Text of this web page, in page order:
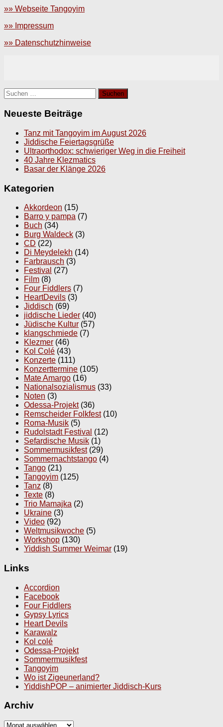
»» Webseite Tangoyim
»» Impressum
»» Datenschutzhinweise
Suchen
nach:
Neueste Beiträge
Tanz mit Tangoyim im August 2026
Jiddische Feiertagsgrüße
Ultraorthodox: schwieriger Weg in die Freiheit
40 Jahre Klezmatics
Basar der Klänge 2026
Kategorien
Akkordeon (15)
Barro y pampa (7)
Buch (34)
Burg Waldeck (3)
CD (22)
Di Meydelekh (14)
Farbrausch (3)
Festival (27)
Film (8)
Four Fiddlers (7)
HeartDevils (3)
Jiddisch (69)
jiddische Lieder (40)
Jüdische Kultur (57)
klangschmiede (7)
Klezmer (46)
Kol Colé (43)
Konzerte (111)
Konzerttermine (105)
Mate Amargo (16)
Nationalsozialismus (33)
Noten (3)
Odessa-Projekt(36)
Remscheider Folkfest(10)
Roma-Musik (5)
Rudolstadt Festival (12)
Sefardische Musik (1)
Sommermusikfest(29)
Sommernachtstango (4)
Tango (21)
Tangoyim (125)
Tanz (8)
Texte (8)
Trio Mamajka (2)
Ukraine (3)
Video (92)
Weltmusikwoche (5)
Workshop (130)
Yiddish Summer Weimar (19)
Links
Accordion
Facebook
Four Fiddlers
Gypsy Lyrics
Heart Devils
Karawalz
Kol colé
Odessa-Projekt
Sommermusikfest
Tangoyim
Wo ist Zigeunerland?
YiddishPOP – animierter Jiddisch-Kurs
Archiv
Archiv